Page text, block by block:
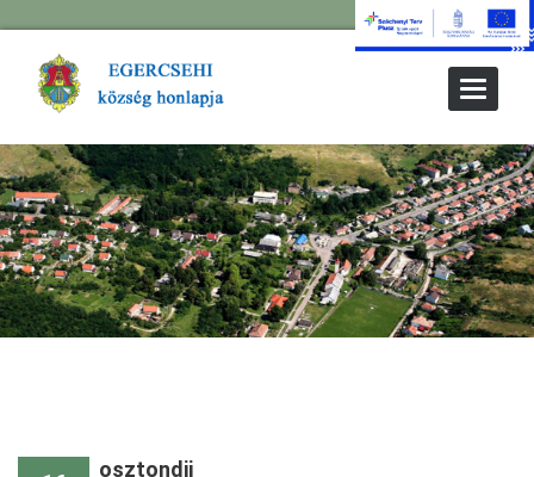
Toggle
osztondij